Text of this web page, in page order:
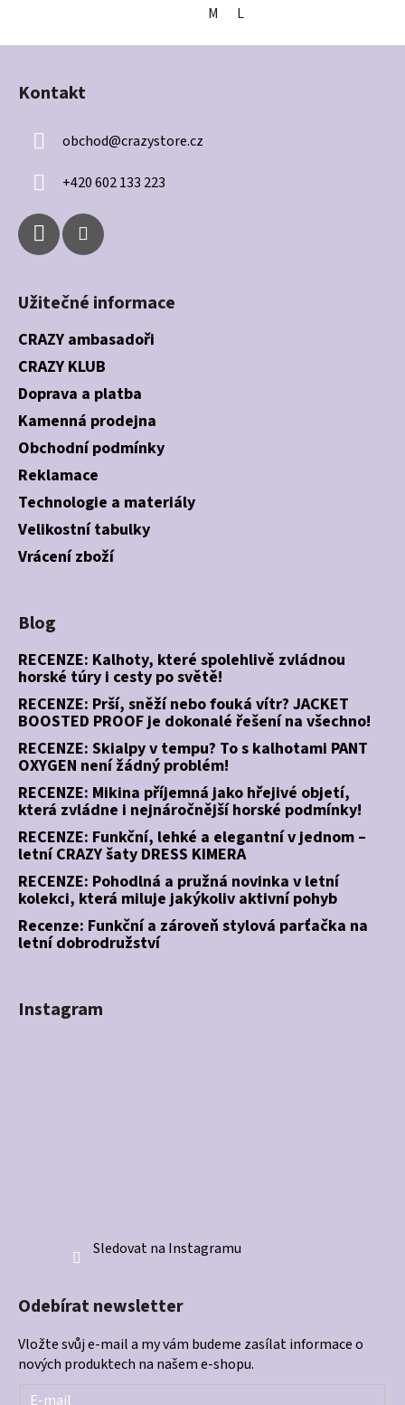
M L
Z
Kontakt
obchod@crazystore.cz
+420 602 133 223
Užitečné informace
CRAZY ambasadoři
CRAZY KLUB
Doprava a platba
Kamenná prodejna
Obchodní podmínky
Reklamace
Technologie a materiály
Velikostní tabulky
Vrácení zboží
Blog
RECENZE: Kalhoty, které spolehlivě zvládnou
horské túry i cesty po světě!
RECENZE: Prší, sněží nebo fouká vítr? JACKET
BOOSTED PROOF je dokonalé řešení na všechno!
RECENZE: Skialpy v tempu? To s kalhotami PANT
OXYGEN není žádný problém!
RECENZE: Mikina příjemná jako hřejivé objetí,
která zvládne i nejnáročnější horské podmínky!
RECENZE: Funkční, lehké a elegantní v jednom –
letní CRAZY šaty DRESS KIMERA
RECENZE: Pohodlná a pružná novinka v letní
kolekci, která miluje jakýkoliv aktivní pohyb
Recenze: Funkční a zároveň stylová parťačka na
letní dobrodružství
Instagram
Sledovat na Instagramu
Odebírat newsletter
Vložte svůj e-mail a my vám budeme zasílat informace o
nových produktech na našem e-shopu.
E-mail